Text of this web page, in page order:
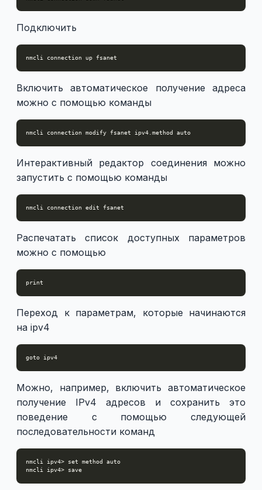
Подключить
Включить автоматическое получение адреса
можно с помощью команды
Интерактивный редактор соединения можно
запустить с помощью команды
Распечатать список доступных параметров
можно с помощью
Переход к параметрам, которые начинаются
на ipv4
Можно, например, включить автоматическое
получение IPv4 адресов и сохранить это
поведение с помощью следующей
последовательности команд